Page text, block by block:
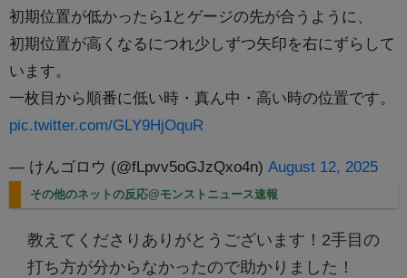
初期位置が低かったら1とゲージの先が合うように、
初期位置が高くなるにつれ少しずつ矢印を右にずらして
います。
一枚目から順番に低い時・真ん中・高い時の位置です。
pic.twitter.com/GLY9HjOquR
— けんゴロウ (@fLpvv5oGJzQxo4n) August 12, 2025
その他のネットの反応@モンストニュース速報
教えてくださりありがとうございます！2手目の
打ち方が分からなかったので助かりました！